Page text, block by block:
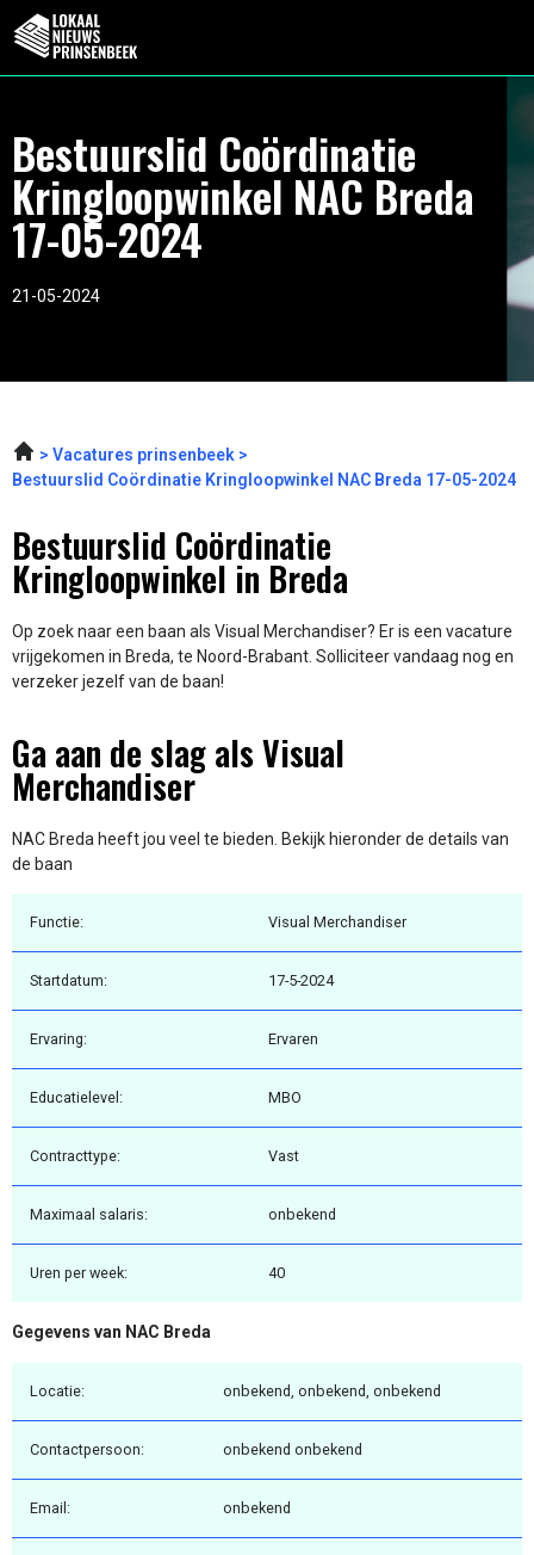
Bestuurslid Coördinatie
Kringloopwinkel NAC Breda
17-05-2024
21-05-2024
Vacatures prinsenbeek
Bestuurslid Coördinatie Kringloopwinkel NAC Breda 17-05-2024
Bestuurslid Coördinatie
Kringloopwinkel in Breda
Op zoek naar een baan als Visual Merchandiser? Er is een vacature
vrijgekomen in Breda, te Noord-Brabant. Solliciteer vandaag nog en
verzeker jezelf van de baan!
Ga aan de slag als Visual
Merchandiser
NAC Breda heeft jou veel te bieden. Bekijk hieronder de details van
de baan
Functie: Visual Merchandiser
Startdatum: 17-5-2024
Ervaring: Ervaren
Educatielevel: MBO
Contracttype: Vast
Maximaal salaris: onbekend
Uren per week: 40
Gegevens van NAC Breda
Locatie: onbekend, onbekend, onbekend
Contactpersoon: onbekend onbekend
Email: onbekend